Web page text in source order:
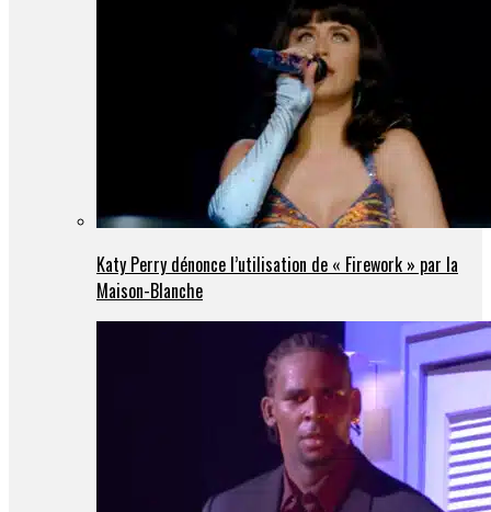
Katy Perry dénonce l’utilisation de « Firework » par la
Maison-Blanche